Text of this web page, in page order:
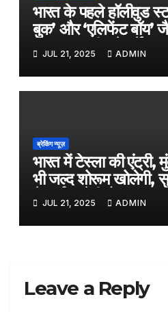
भारत के पहले हॉलीवुड
बुक’ और ‘एलिफेंट बॉय’
काम, जल्द ही बड़े पर्दे पर
JUL 21, 2025 ADMIN
ब्रेकिंग न्यूज़
भारत में टेस्ला की एंट्री,
भी जल्द शोरूम खोलेगी,
नेटवर्क करेगी तैयार
JUL 21, 2025 ADMIN
Leave a Reply